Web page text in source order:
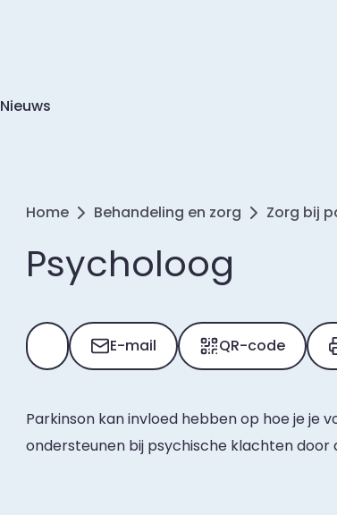
Nieuws
Home Behandeling en zorg Zorg bij
Psycholoog
E-mail QR-code
Parkinson kan invloed hebben op hoe je je
ondersteunen bij psychische klachten door